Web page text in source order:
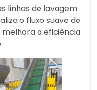
linhas de lavagem
o fluxo suave de
melhora a eficiência